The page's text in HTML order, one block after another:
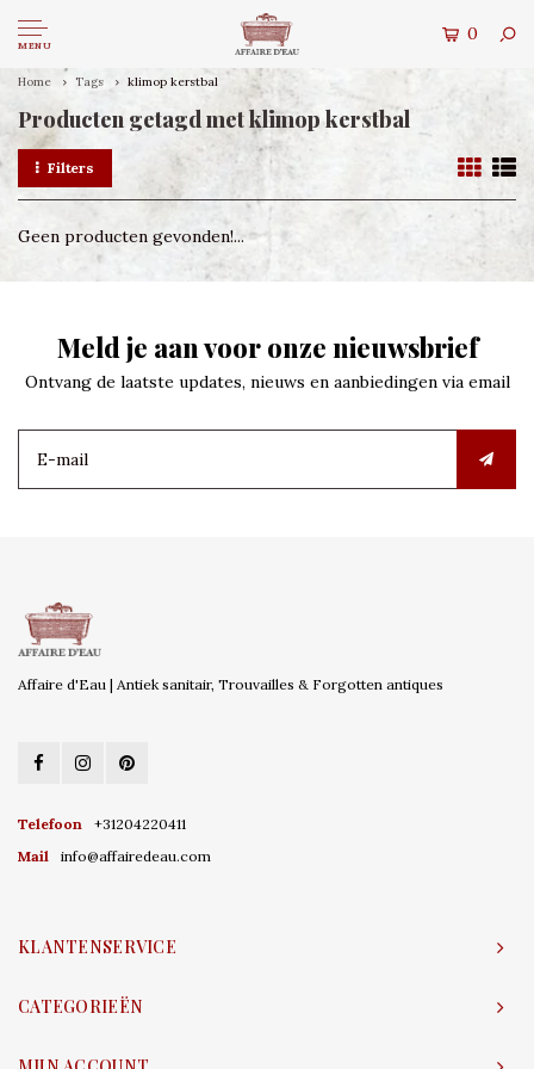
MENU
0
Home Tags klimop kerstbal
Producten getagd met klimop kerstbal
Filters
Geen producten gevonden!...
Meld je aan voor onze nieuwsbrief
Ontvang de laatste updates, nieuws en aanbiedingen via email
Affaire d'Eau | Antiek sanitair, Trouvailles & Forgotten antiques
Telefoon
+31204220411
Mail
info@affairedeau.com
KLANTENSERVICE
CATEGORIEËN